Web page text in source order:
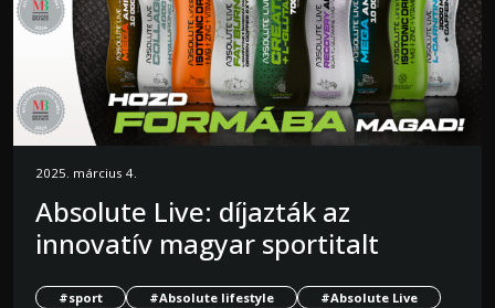
2025. március 4.
Absolute Live: díjazták az
innovatív magyar sportitalt
#sport #Absolute lifestyle
#Absolute Live